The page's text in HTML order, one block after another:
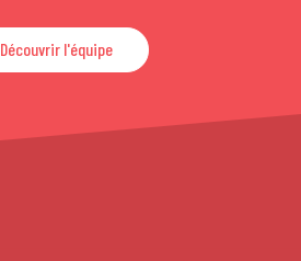
Découvrir l'équipe